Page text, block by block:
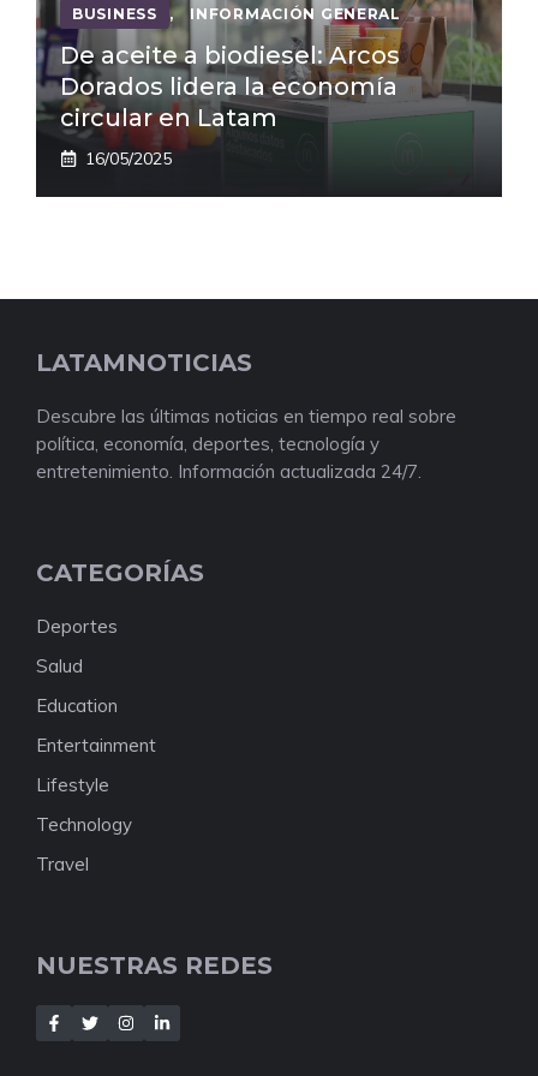
BUSINESS , INFORMACIÓN GENERAL
De aceite a biodiesel: Arcos
Dorados lidera la economía
circular en Latam
16/05/2025
LATAMNOTICIAS
Descubre las últimas noticias en tiempo real sobre
política, economía, deportes, tecnología y
entretenimiento. Información actualizada 24/7.
CATEGORÍAS
Deportes
Salud
Education
Entertainment
Lifestyle
Technology
Travel
NUESTRAS REDES